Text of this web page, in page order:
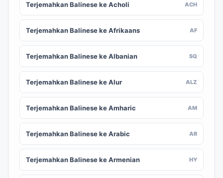
Terjemahkan Balinese ke Acholi ACH
Terjemahkan Balinese ke Afrikaans AF
Terjemahkan Balinese ke Albanian SQ
Terjemahkan Balinese ke Alur ALZ
Terjemahkan Balinese ke Amharic AM
Terjemahkan Balinese ke Arabic AR
Terjemahkan Balinese ke Armenian HY